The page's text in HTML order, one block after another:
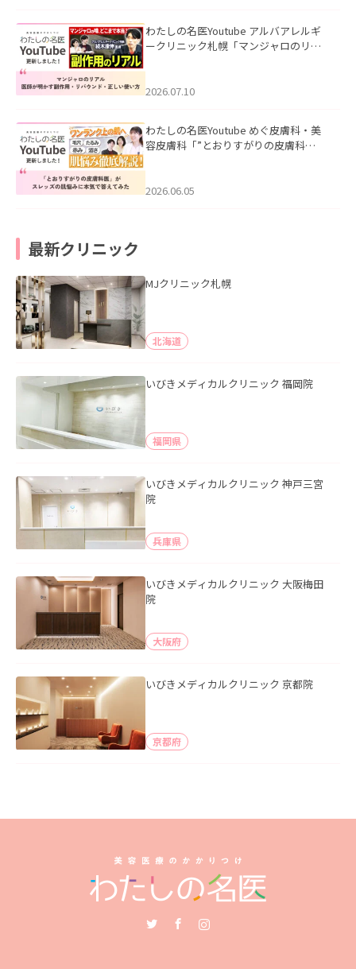
わたしの名医Youtube アルバアレルギ
ークリニック札幌「マンジャロのリア
た。
2026.07.10
わたしの名医Youtube めぐ皮膚科・美
容皮膚科「”とおりすがりの皮膚科
2026.06.05
最新クリニック
MJクリニック札幌
北海道
いびきメディカルクリニック 福岡院
福岡県
いびきメディカルクリニック 神戸三宮
院
兵庫県
いびきメディカルクリニック 大阪梅田
院
大阪府
いびきメディカルクリニック 京都院
京都府